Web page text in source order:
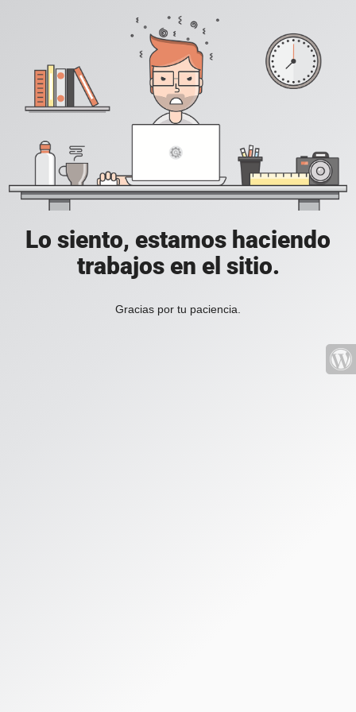
Lo siento, estamos haciendo
trabajos en el sitio.
Gracias por tu paciencia.